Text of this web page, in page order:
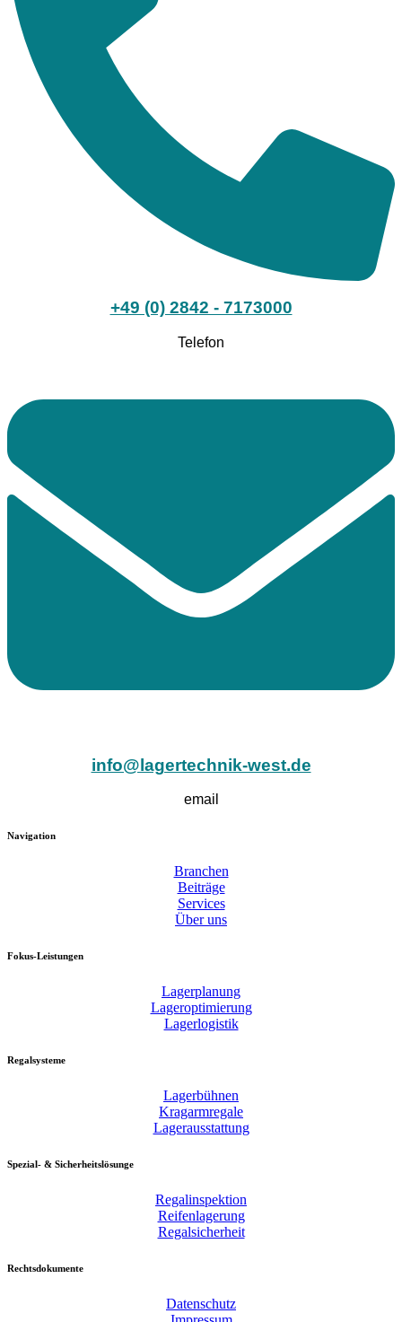
+49 (0) 2842 - 7173000
Telefon
info@lagertechnik-west.de
email
Navigation
Branchen
Beiträge
Services
Über uns
Fokus-Leistungen
Lagerplanung
Lageroptimierung
Lagerlogistik
Regalsysteme
Lagerbühnen
Kragarmregale
Lagerausstattung
Spezial- & Sicherheitslösunge
Regalinspektion
Reifenlagerung
Regalsicherheit
Rechtsdokumente
Datenschutz